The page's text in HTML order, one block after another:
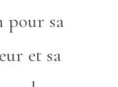
pour sa
et sa